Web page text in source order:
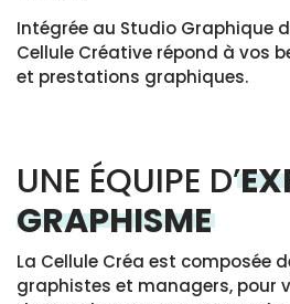
Intégrée au Studio Graphique
Cellule Créative répond à vos
et prestations graphiques.
UNE ÉQUIPE D’
GRAPHISME
La Cellule Créa est composée
graphistes et managers, pour